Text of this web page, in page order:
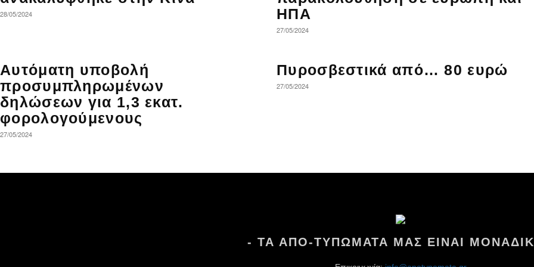
28/05/2024
ΗΠΑ
27/05/2024
Αυτόματη υποβολή
προσυμπληρωμένων
δηλώσεων για 1,3 εκατ.
φορολογούμενους
27/05/2024
Πυροσβεστικά από… 80 ευρώ
27/05/2024
- ΤΑ ΑΠΟ-ΤΥΠΩΜΑΤΑ ΜΑΣ ΕΙΝΑΙ